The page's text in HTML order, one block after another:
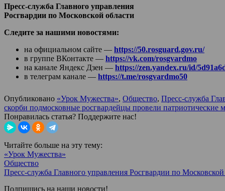
Пресс-служба Главного управления
Росгвардии по Московской области
Следите за нашими новостями:
на официальном сайте — https://50.rosguard.gov.ru/
в группе ВКонтакте — https://vk.com/rosgvardmo
на канале Яндекс Дзен — https://zen.yandex.ru/id/
в телеграм канале — https://t.me/rosgvardmo50
Опубликовано «Урок Мужества», Общество, Пресс-служба
скорби подмосковные росгвардейцы провели патриотические
Понравилась статья? Поддержите нас!
Читайте больше на эту тему:
«Урок Мужества»
Общество
Пресс-служба Главного управления Росгвардии по
Подпишись на наши новости!